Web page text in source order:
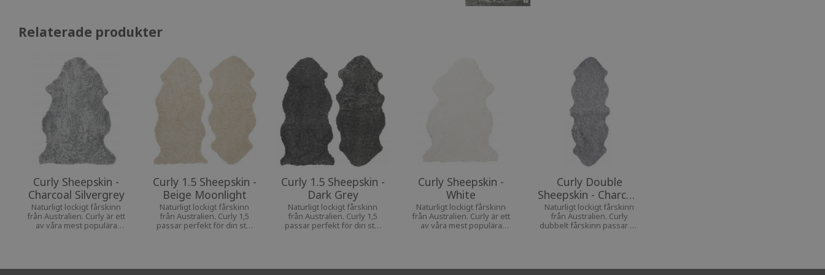
Relaterade produkter
Curly Sheepskin -
Charcoal Silvergrey
Naturligt lockigt fårskinn
från Australien. Curly är ett
av våra mest populära
Curly 1.5 Sheepskin -
Beige Moonlight
Naturligt lockigt fårskinn
från Australien. Curly 1,5
passar perfekt för din stol
Curly 1.5 Sheepskin -
Dark Grey
Naturligt lockigt fårskinn
från Australien. Curly 1,5
passar perfekt för din stol
Curly Sheepskin -
White
Naturligt lockigt fårskinn
från Australien. Curly är ett
av våra mest populära
Curly Double
Sheepskin - Charcoal
Silvergrey
Naturligt lockigt fårskinn
från Australien. Curly
dubbelt fårskinn passar på